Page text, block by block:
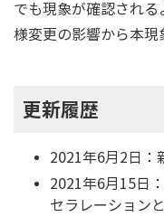
でも現象が確認され
様変更の影響から本現
更新履歴
2021年6月2日：
2021年6月15日
セラレーション